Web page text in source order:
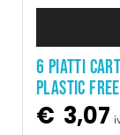
6 PIATTI
PLASTIC FREE
€ 3,07